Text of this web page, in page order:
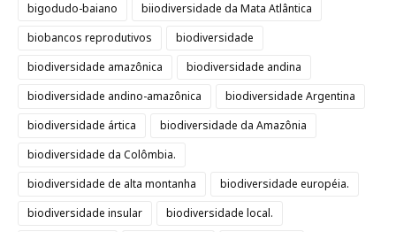
bigodudo-baiano
biiodiversidade da Mata Atlântica
biobancos reprodutivos
biodiversidade
biodiversidade amazônica
biodiversidade andina
biodiversidade andino-amazônica
biodiversidade Argentina
biodiversidade ártica
biodiversidade da Amazônia
biodiversidade da Colômbia.
biodiversidade de alta montanha
biodiversidade européia.
biodiversidade insular
biodiversidade local.